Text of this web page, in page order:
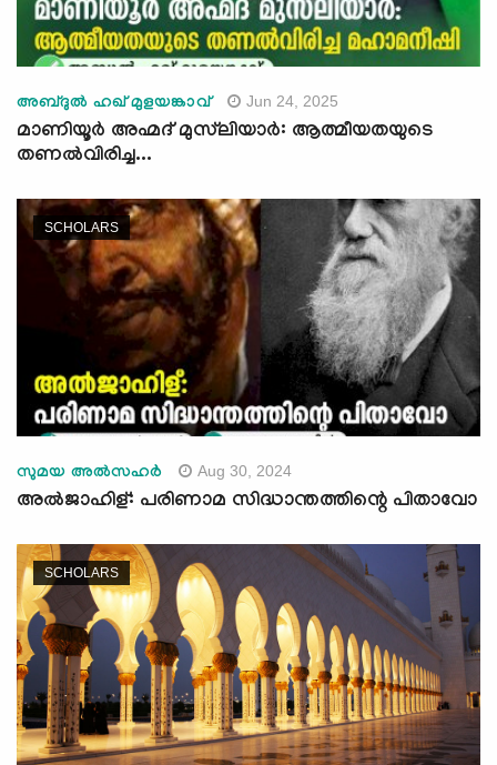
അബ്ദുല്‍ ഹഖ് മുളയങ്കാവ് Jun 24, 2025
മാണിയൂര്‍ അഹ്മദ് മുസ്‍ലിയാര്‍: ആത്മീയതയുടെ
തണല്‍വിരിച്ച...
SCHOLARS
സുമയ അൽസഹർ Aug 30, 2024
അല്‍ജാഹിള്: പരിണാമ സിദ്ധാന്തത്തിന്റെ പിതാവോ
SCHOLARS